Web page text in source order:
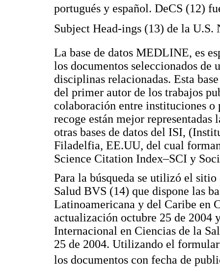
portugués y español. DeCS (12)
Subject Head-ings (13) de la
La base de datos MEDLINE, es
los documentos seleccionados de
disciplinas relacionadas. Esta
del primer autor de los trabajos
colaboración entre instituciones o
recoge están mejor
otras bases de datos del ISI,
Filadelfia, EE.UU, del cual
Science Citation Index–SCI y
Para la búsqueda se utilizó el
Salud BVS (14) que dispone las
Latinoamericana y del Caribe en
actualización octubre 25 de
Internacional en Ciencias de la
25 de 2004. Utilizando el
los documentos con fecha de